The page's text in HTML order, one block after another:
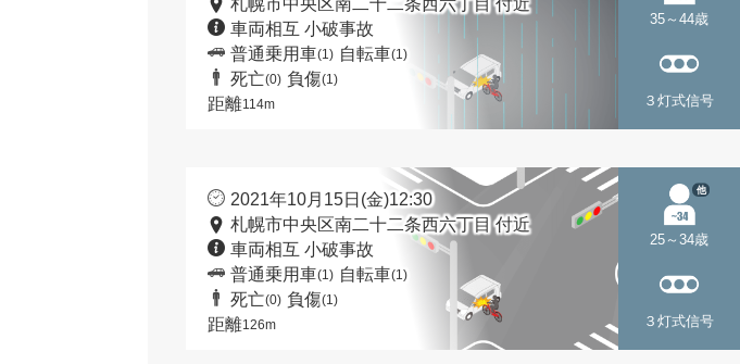
車両相互 小破事故
普通乗用車(1) 自転車(1)
死亡(0) 負傷(1)
距離114m
35～44歳
３灯式信号
2021年10月15日(金)12:30
札幌市中央区南二十二条西六丁目 付近
車両相互 小破事故
普通乗用車(1) 自転車(1)
死亡(0) 負傷(1)
距離126m
25～34歳
他
３灯式信号